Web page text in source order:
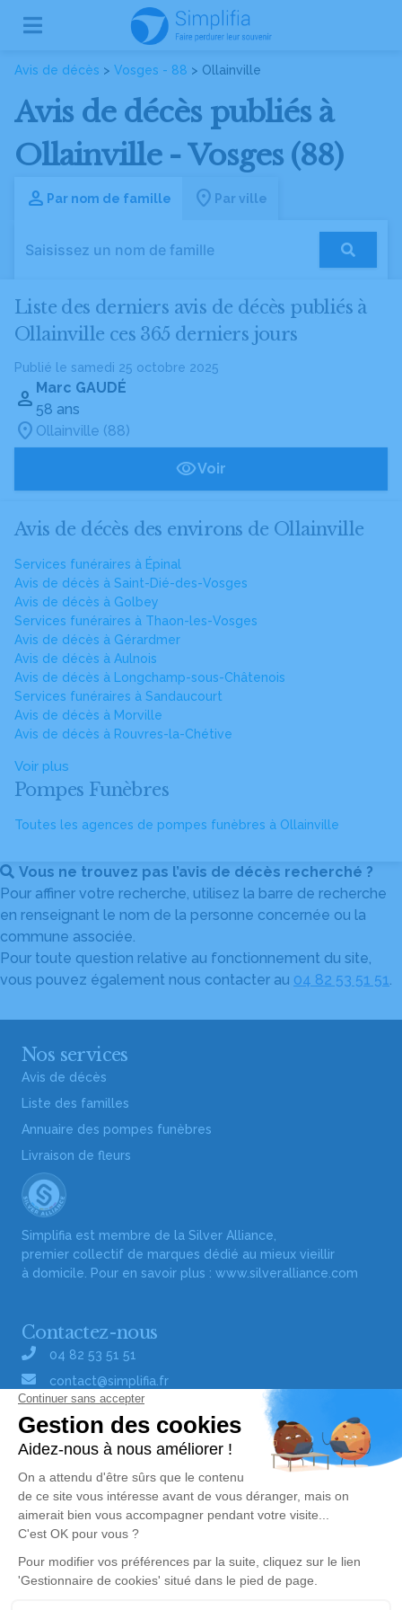
Avis de décès > Vosges - 88 > Ollainville
Avis de décès publiés à
Ollainville - Vosges (88)
Par nom de famille Par ville
Liste des derniers avis de décès publiés à
Ollainville ces 365 derniers jours
Publié le samedi 25 octobre 2025
Marc GAUDÉ
58 ans
Ollainville (88)
Voir
Avis de décès des environs de Ollainville
Services funéraires à Épinal
Avis de décès à Saint-Dié-des-Vosges
Avis de décès à Golbey
Services funéraires à Thaon-les-Vosges
Avis de décès à Gérardmer
Avis de décès à Aulnois
Avis de décès à Longchamp-sous-Châtenois
Services funéraires à Sandaucourt
Avis de décès à Morville
Avis de décès à Rouvres-la-Chétive
Voir plus
Pompes Funèbres
Toutes les agences de pompes funèbres à Ollainville
Vous ne trouvez pas l’avis de décès recherché ?
Pour affiner votre recherche, utilisez la barre de recherche
en renseignant le nom de la personne concernée ou la
commune associée.
Pour toute question relative au fonctionnement du site,
vous pouvez également nous contacter au 04 82 53 51 51.
Nos services
Avis de décès
Liste des familles
Annuaire des pompes funèbres
Livraison de fleurs
Simplifia est membre de la Silver Alliance,
premier collectif de marques dédié au mieux vieillir
à domicile. Pour en savoir plus : www.silveralliance.com
Contactez-nous
04 82 53 51 51
contact@simplifia.fr
Réseaux sociaux
Liens utiles
Publier un avis de décès
Signaler un abus/une erreur